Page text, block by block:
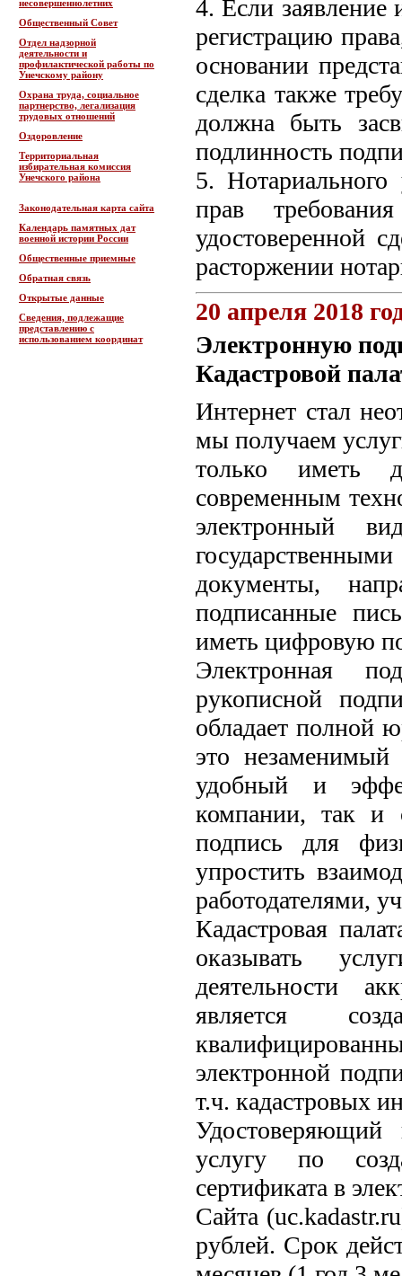
несовершеннолетних
Общественный Совет
Отдел надзорной
деятельности и
профилактической работы по
Унечскому району
Охрана труда, социальное
партнерство, легализация
трудовых отношений
Оздоровление
Территориальная
избирательная комиссия
Унечского района
Законодательная карта сайта
Календарь памятных дат
военной истории России
Общественные приемные
Обратная связь
Открытые данные
Сведения, подлежащие
представлению с
использованием координат
4. Если
регистрацию
основании
сделка также
должна быть
подлинность
5. Нотариального
прав
удостоверенной
расторжении
20 апреля 2018
Электронную
Кадастровой
Интернет стал
мы получаем
только иметь
современным
электронный
документы,
подписанные
иметь цифровую
Электронная
рукописной
обладает полной
это незаменимый
удобный и
компании, так и
подпись для
упростить
работодателями,
Кадастровая
оказывать
деятельности
является
электронной
т.ч. кадастровых
Удостоверяющий
услугу по
сертификата в
Сайта
рублей. Срок